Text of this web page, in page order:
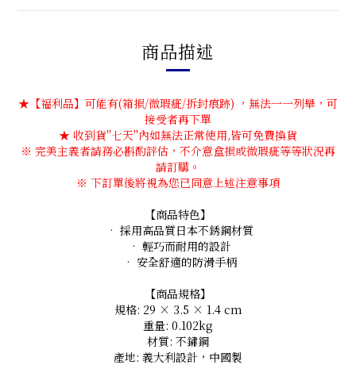
商品描述
★【福利品】可能有(箱損/微瑕疵/拆封痕跡) ，無法一一列舉，可
接受者再下單
★ 收到貨''七天''內如無法正常使用,皆可免費換貨
※ 完美主義者請務必斟酌評估，不介意盒損或微瑕疵等等狀況再
請訂購。
※ 下訂單後將視為您已同意上述注意事項
【商品特色】
• 採用高品質日本不銹鋼材質
• 輕巧而耐用的設計
• 安全舒適的防滑手柄
【商品規格】
規格: 29 × 3.5 × 1.4 cm
重量: 0.102kg
材質: 不鏽鋼
產地: 義大利設計，中國製